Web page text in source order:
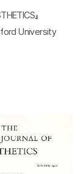
』
University